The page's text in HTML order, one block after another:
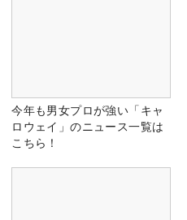
今年も男女プロが強い「キャ
ロウェイ」のニュース一覧は
こちら！